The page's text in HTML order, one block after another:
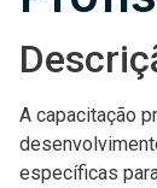
A capacitação
específicas